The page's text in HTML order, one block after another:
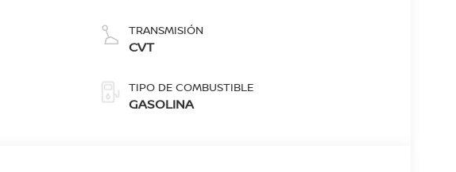
TRANSMISIÓN
CVT
TIPO DE COMBUSTIBLE
GASOLINA